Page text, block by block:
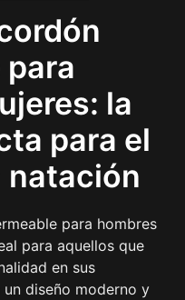
Grande
la
para el
natación
para hombres
para aquellos que
en sus
diseño moderno y